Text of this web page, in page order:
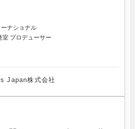
ーナショナル
室 プロデューサー
Japan株式会社